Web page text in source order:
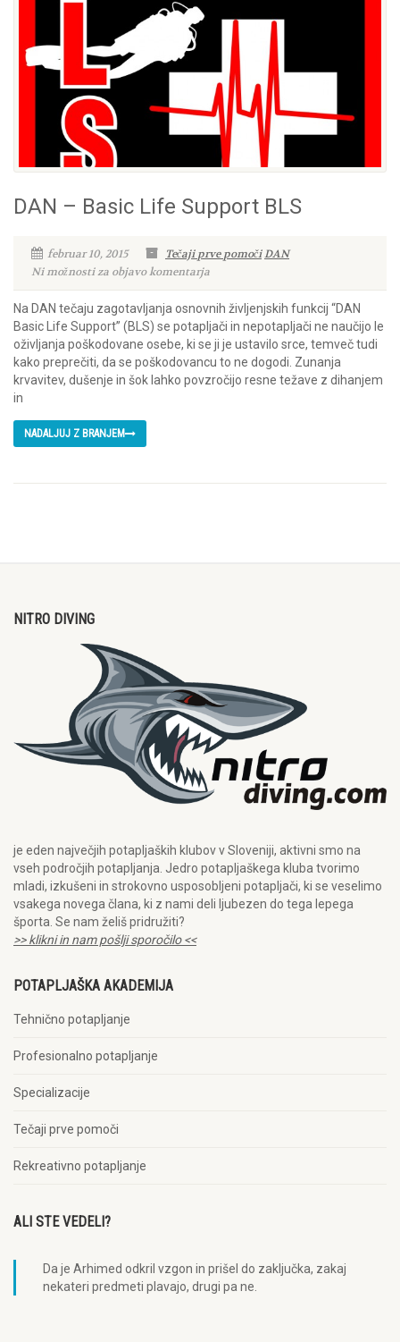
DAN – Basic Life Support BLS
februar 10, 2015 Tečaji prve pomočiDAN
Ni možnosti za objavo komentarja
Na DAN tečaju zagotavljanja osnovnih življenjskih funkcij “DAN
Basic Life Support” (BLS) se potapljači in nepotapljači ne naučijo le
oživljanja poškodovane osebe, ki se ji je ustavilo srce, temveč tudi
kako preprečiti, da se poškodovancu to ne dogodi. Zunanja
krvavitev, dušenje in šok lahko povzročijo resne težave z dihanjem
in
NADALJUJ Z BRANJEM
NITRO DIVING
je eden največjih potapljaških klubov v Sloveniji, aktivni smo na
vseh področjih potapljanja. Jedro potapljaškega kluba tvorimo
mladi, izkušeni in strokovno usposobljeni potapljači, ki se veselimo
vsakega novega člana, ki z nami deli ljubezen do tega lepega
športa. Se nam želiš pridružiti?
>> klikni in nam pošlji sporočilo <<
POTAPLJAŠKA AKADEMIJA
Tehnično potapljanje
Profesionalno potapljanje
Specializacije
Tečaji prve pomoči
Rekreativno potapljanje
ALI STE VEDELI?
Da je Arhimed odkril vzgon in prišel do zaključka, zakaj
nekateri predmeti plavajo, drugi pa ne.